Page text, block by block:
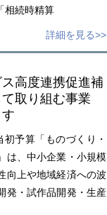
相続時精算
詳細を見る>>
高度連携促進補
取り組む事業
予算「ものづくり・
は、中小企業・小規模
向上や地域経済への波
発・試作品開発・生産